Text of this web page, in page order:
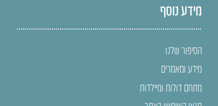
מידע נוסף
הסיפור שלנו
מידע ומאמרים
מתחם דולות ומיילדות